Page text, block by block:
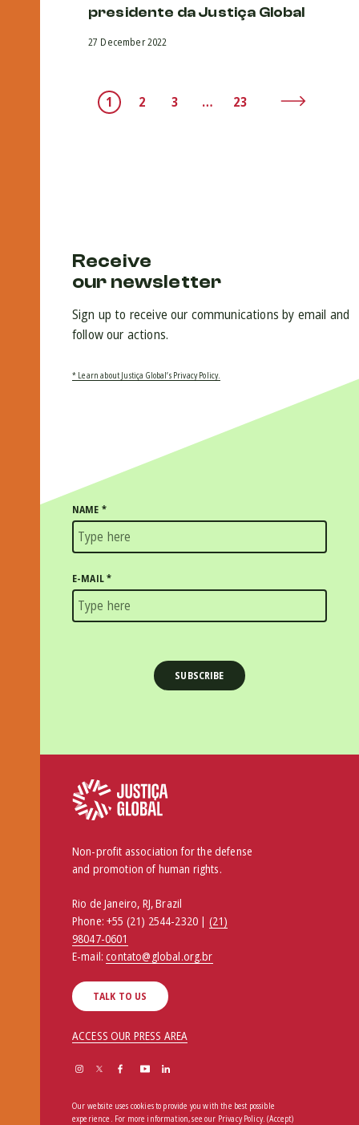
presidente da Justiça Global
27 December 2022
1 2 3 … 23
Receive
our newsletter
Sign up to receive our communications by email and
follow our actions.
* Learn about Justiça Global’s Privacy Policy.
NAME *
E-MAIL*
Non-profit association for the defense
and promotion of human rights.
Rio de Janeiro, RJ, Brazil
Phone:+55 (21) 2544-2320 | (21)
98047-0601
E-mail:contato@global.org.br
TALK TO US
ACCESS OUR PRESS AREA
Our website uses cookies to provide you with the best possible
experience. For more information, see our Privacy Policy.(Accept)